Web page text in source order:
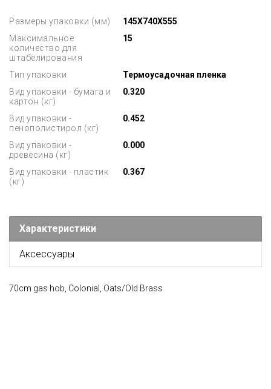
Размеры упаковки (мм)
145X740X555
Максимальное
количество для
штабелирования
15
Тип упаковки
Термоусадочная пленка
Вид упаковки - бумага и
картон (кг)
0.320
Вид упаковки -
пенополистирол (кг)
0.452
Вид упаковки -
древесина (кг)
0.000
Вид упаковки - пластик
(кг)
0.367
Характеристики
Аксессуары
70cm gas hob, Colonial, Oats/Old Brass